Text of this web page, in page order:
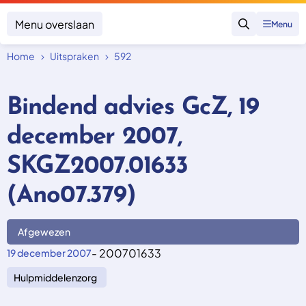
Menu overslaan
Zoeken
Menu
Onderwerpen
Zorgverzekering afsluiten
Vergoeding van zorg
Zorg in het buitenland
Nieuw in Nederland
Geen zorgverzekering
Focus en impact
Uitspraken
Trainingen
Over SKGZ
Nieuws
Vacatures
Home Uitspraken 592
Bindend advies GcZ, 19
december 2007,
SKGZ2007.01633
(Ano07.379)
Afgewezen
19 december 2007- 200701633
Hulpmiddelenzorg